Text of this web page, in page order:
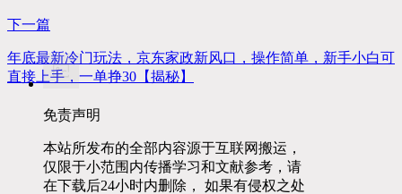
下一篇
年底最新冷门玩法，京东家政新风口，操作简单，新手小白可
直接上手，一单挣30【揭秘】
免责声明
本站所发布的全部内容源于互联网搬运，
仅限于小范围内传播学习和文献参考，请
在下载后24小时内删除， 如果有侵权之处